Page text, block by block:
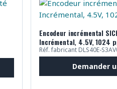
Encodeur incrémental
Incrémental, 4.5V, 1024
Réf. fabricant DLS40E-
Demander